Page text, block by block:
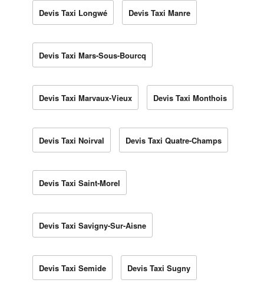
Devis Taxi Longwé Devis Taxi Manre
Devis Taxi Mars-Sous-Bourcq
Devis Taxi Marvaux-Vieux Devis Taxi Monthois
Devis Taxi Noirval Devis Taxi Quatre-Champs
Devis Taxi Saint-Morel
Devis Taxi Savigny-Sur-Aisne
Devis Taxi Semide Devis Taxi Sugny